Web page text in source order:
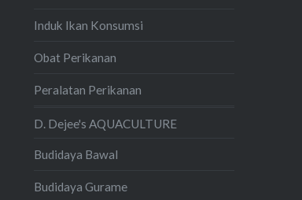
Induk Ikan Konsumsi
Obat Perikanan
Peralatan Perikanan
D. Dejee's AQUACULTURE
Budidaya Bawal
Budidaya Gurame